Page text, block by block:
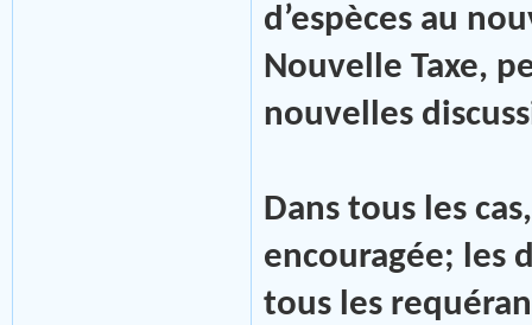
d’espèces au
Nouvelle Taxe,
nouvelles
Dans tous les
encouragée; les
tous les